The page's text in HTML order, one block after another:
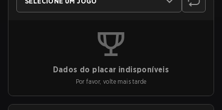
Dados do placar indisponíveis
Por favor, volte mais tarde